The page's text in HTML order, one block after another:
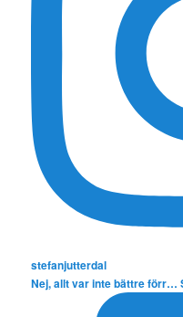
stefanjutterdal
Nej, allt var inte bättre förr…